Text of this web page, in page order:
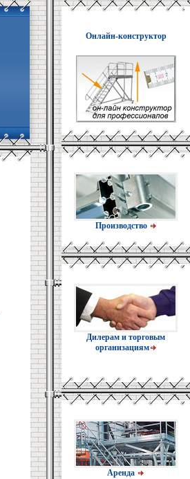
Онлайн-конструктор
Производство
Дилерам и торговым
организациям
Аренда